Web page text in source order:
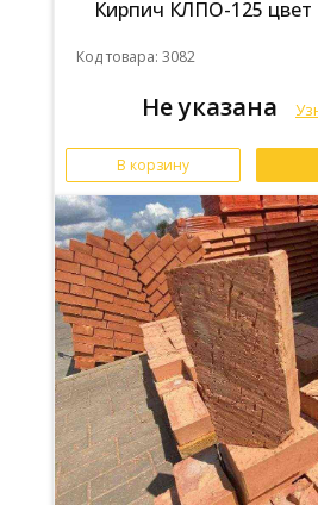
Кирпич КЛПО-125
Код товара: 3082
Не указана
В корзину